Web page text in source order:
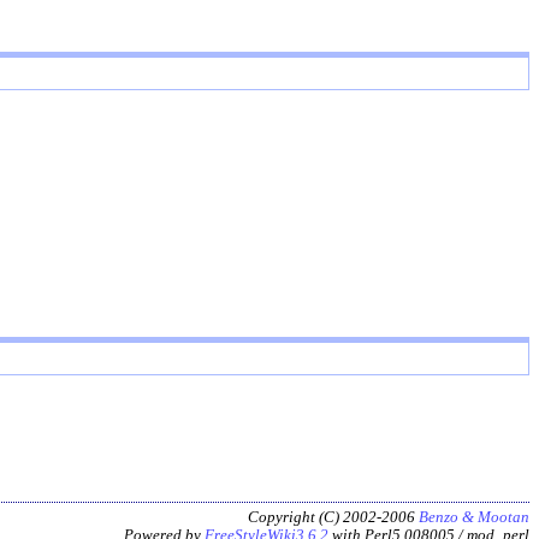
Copyright (C) 2002-2006 Benzo & Mootan
Powered by FreeStyleWiki3.6.2 with Perl5.008005 / mod_perl